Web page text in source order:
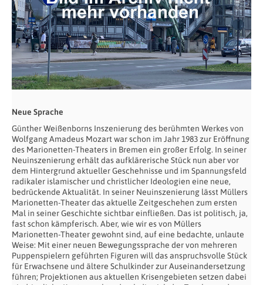
Neue Sprache
Günther Weißenborns Inszenierung des berühmten Werkes von
Wolfgang Amadeus Mozart war schon im Jahr 1983 zur Eröffnung
des Marionetten-Theaters in Bremen ein großer Erfolg. In seiner
Neuinszenierung erhält das aufklärerische Stück nun aber vor
dem Hintergrund aktueller Geschehnisse und im Spannungsfeld
radikaler islamischer und christlicher Ideologien eine neue,
bedrückende Aktualität. In seiner Neuinszenierung lässt Müllers
Marionetten-Theater das aktuelle Zeitgeschehen zum ersten
Mal in seiner Geschichte sichtbar einfließen. Das ist politisch, ja,
fast schon kämpferisch. Aber, wie wir es von Müllers
Marionetten-Theater gewohnt sind, auf eine bedachte, unlaute
Weise: Mit einer neuen Bewegungssprache der von mehreren
Puppenspielern geführten Figuren will das anspruchsvolle Stück
für Erwachsene und ältere Schulkinder zur Auseinandersetzung
führen; Projektionen aus aktuellen Krisengebieten setzen dabei